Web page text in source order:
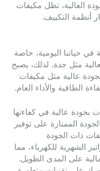
العالية، تظل مكيفات
أنظمة التكييف.
في حياتنا اليومية، خاصة
مثل جدة. لذلك، يصبح
عالية مثل مكيفات
الطاقية والأداء العام.
بجودة عالية في كفاءتها
الممتازة على توفير
ذات الجودة
الشهرية للكهرباء، مما
على المدى الطويل.